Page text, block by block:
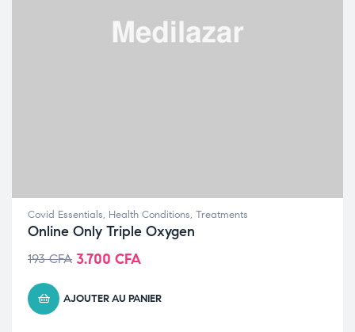
Covid Essentials, Health Conditions, Treatments
Online Only Triple Oxygen
193CFA 3.700CFA
AJOUTER AU PANIER